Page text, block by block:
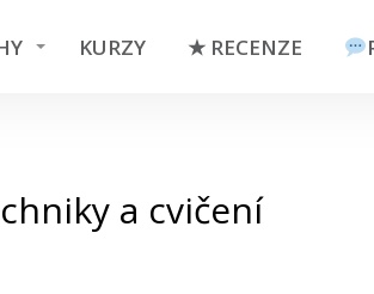
KURZY ★ RECENZE
a cvičení